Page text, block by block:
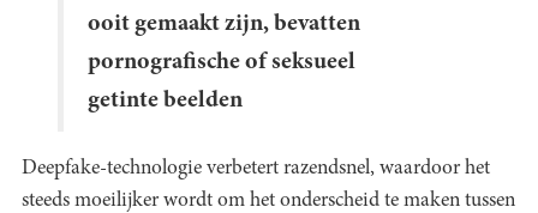
ooit gemaakt zijn, bevatten
pornografische of seksueel
getinte beelden
Deepfake-technologie verbetert razendsnel, waardoor het
steeds moeilijker wordt om het onderscheid te maken tussen